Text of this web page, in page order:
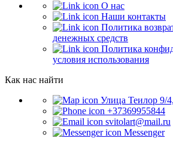
О нас
Наши контакты
Политика
денежных средств
Политика
условия использования
Как нас найти
Улица Теилор 9/
+37369955844
svitolart@mail.ru
Messenger